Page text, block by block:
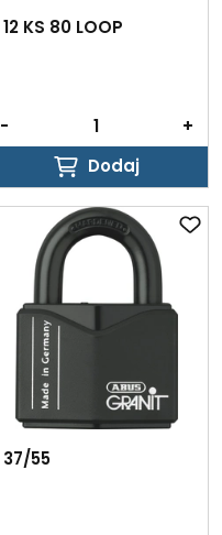
12 KS 80 LOOP
-
+
Dodaj
Dodaj
37/55